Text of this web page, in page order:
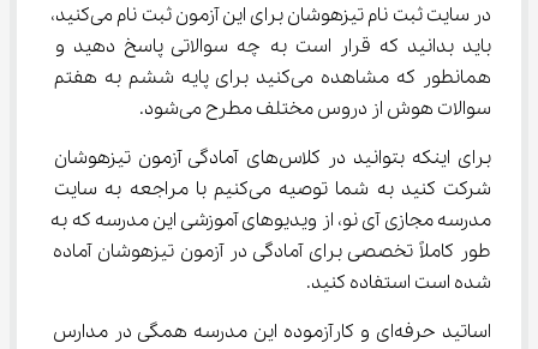
در سایت ثبت نام تیزهوشان برای این آزمون ثبت نام می‌کنید،
باید بدانید که قرار است به چه سوالاتی پاسخ دهید و
همانطور که مشاهده می‌کنید برای پایه ششم به هفتم
سوالات هوش از دروس مختلف مطرح می‌شود.
برای اینکه بتوانید در کلاس‌های آمادگی آزمون تیزهوشان
شرکت کنید به شما توصیه می‌کنیم با مراجعه به سایت
مدرسه مجازی آی نو، از ویدیوهای آموزشی این مدرسه که به
طور کاملاً تخصصی برای آمادگی در آزمون تیزهوشان آماده
شده است استفاده کنید.
اساتید حرفه‌ای و کارآزموده این مدرسه همگی در مدارس